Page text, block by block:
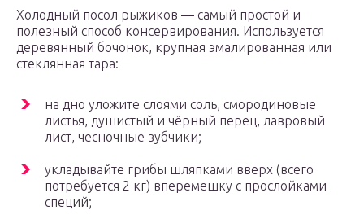
Холодный посол рыжиков — самый простой и
полезный способ консервирования. Используется
деревянный бочонок, крупная эмалированная или
стеклянная тара:
на дно уложите слоями соль, смородиновые
листья, душистый и чёрный перец, лавровый
лист, чесночные зубчики;
укладывайте грибы шляпками вверх (всего
потребуется 2 кг) вперемешку с прослойками
специй;